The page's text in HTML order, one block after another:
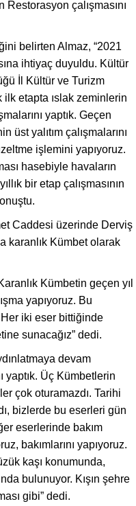
çalışmasını
belirten Almaz, “2021
ihtiyaç duyuldu. Kültür
İl Kültür ve Turizm
etapta ıslak zeminlerin
yaptık. Geçen
üst yalıtım çalışmalarını
işlemini yapıyoruz.
hasebiyle havaların
bir etap çalışmasının
Caddesi üzerinde Derviş
karanlık Kümbet olarak
Kümbetin geçen yıl
yapıyoruz. Bu
iki eser bittiğinde
sunacağız” dedi.
devam
yaptık. Üç Kümbetlerin
çok oturamazdı. Tarihi
bizlerde bu eserleri gün
eserlerinde bakım
bakımlarını yapıyoruz.
kaşı konumunda,
bulunuyor. Kışın şehre
gibi” dedi.